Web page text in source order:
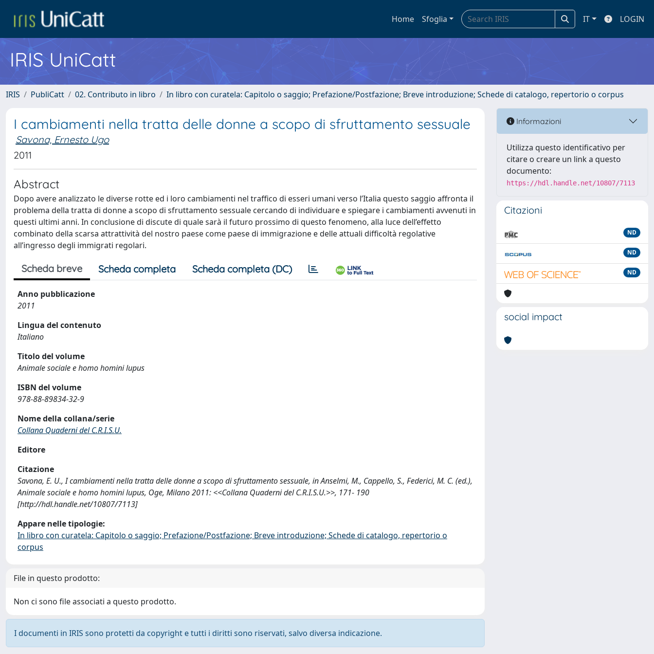
Home Sfoglia IT LOGIN
IRIS UniCatt
IRIS PubliCatt 02. Contributo in libro In libro con curatela: Capitolo o saggio; Prefazione/Postfazione; Breve introduzione; Schede di catalogo, repertorio o corpus
I cambiamenti nella tratta delle donne a scopo di sfruttamento sessuale
Savona, Ernesto Ugo
2011
Abstract
Dopo avere analizzato le diverse rotte ed i loro cambiamenti nel traffico di esseri umani verso l’Italia questo saggio affronta il
problema della tratta di donne a scopo di sfruttamento sessuale cercando di individuare e spiegare i cambiamenti avvenuti in
questi ultimi anni. In conclusione di discute di quale sarà il futuro prossimo di questo fenomeno, alla luce dell’effetto
combinato della scarsa attrattività del nostro paese come paese di immigrazione e delle attuali difficoltà regolative
all’ingresso degli immigrati regolari.
Scheda breve Scheda completa Scheda completa (DC)
Anno pubblicazione
2011
Lingua del contenuto
Italiano
Titolo del volume
Animale sociale e homo homini lupus
ISBN del volume
978-88-89834-32-9
Nome della collana/serie
Collana Quaderni del C.R.I.S.U.
Editore
Citazione
Savona, E. U., I cambiamenti nella tratta delle donne a scopo di sfruttamento sessuale, in Anselmi, M., Cappello, S., Federici, M. C. (ed.),
Animale sociale e homo homini lupus, Oge, Milano 2011: <<Collana Quaderni del C.R.I.S.U.>>, 171- 190
[http://hdl.handle.net/10807/7113]
Appare nelle tipologie:
In libro con curatela: Capitolo o saggio; Prefazione/Postfazione; Breve introduzione; Schede di catalogo, repertorio o
corpus
File in questo prodotto:
Non ci sono file associati a questo prodotto.
I documenti in IRIS sono protetti da copyright e tutti i diritti sono riservati, salvo diversa indicazione.
Informazioni
Utilizza questo identificativo per
citare o creare un link a questo
documento:
https://hdl.handle.net/10807/7113
Citazioni
ND
ND
ND
social impact